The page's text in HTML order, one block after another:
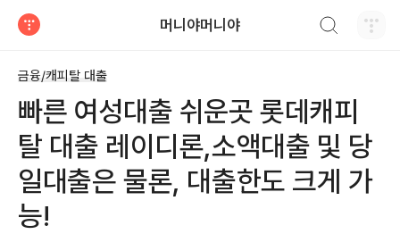
머니야머니야
금융/캐피탈 대출
빠른 여성대출 쉬운곳 롯데캐피
탈 대출 레이디론,소액대출 및 당
일대출은 물론, 대출한도 크게 가
능!